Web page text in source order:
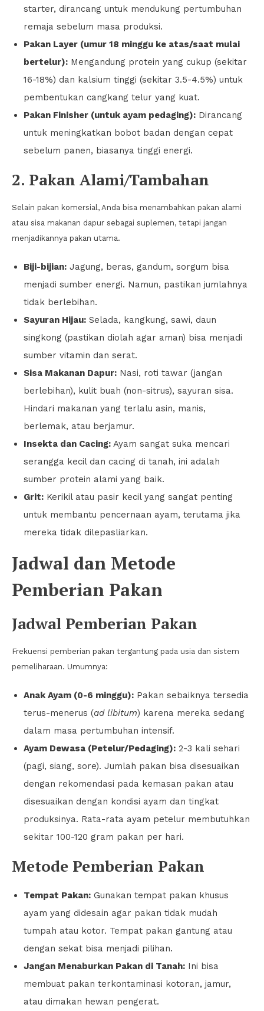
starter, dirancang untuk mendukung pertumbuhan
remaja sebelum masa produksi.
Pakan Layer (umur 18 minggu ke atas/saat mulai
bertelur): Mengandung protein yang cukup (sekitar
16-18%) dan kalsium tinggi (sekitar 3.5-4.5%) untuk
pembentukan cangkang telur yang kuat.
Pakan Finisher (untuk ayam pedaging): Dirancang
untuk meningkatkan bobot badan dengan cepat
sebelum panen, biasanya tinggi energi.
2. Pakan Alami/Tambahan
Selain pakan komersial, Anda bisa menambahkan pakan alami
atau sisa makanan dapur sebagai suplemen, tetapi jangan
menjadikannya pakan utama.
Biji-bijian: Jagung, beras, gandum, sorgum bisa
menjadi sumber energi. Namun, pastikan jumlahnya
tidak berlebihan.
Sayuran Hijau: Selada, kangkung, sawi, daun
singkong (pastikan diolah agar aman) bisa menjadi
sumber vitamin dan serat.
Sisa Makanan Dapur: Nasi, roti tawar (jangan
berlebihan), kulit buah (non-sitrus), sayuran sisa.
Hindari makanan yang terlalu asin, manis,
berlemak, atau berjamur.
Insekta dan Cacing: Ayam sangat suka mencari
serangga kecil dan cacing di tanah, ini adalah
sumber protein alami yang baik.
Grit: Kerikil atau pasir kecil yang sangat penting
untuk membantu pencernaan ayam, terutama jika
mereka tidak dilepasliarkan.
Jadwal dan Metode
Pemberian Pakan
Jadwal Pemberian Pakan
Frekuensi pemberian pakan tergantung pada usia dan sistem
pemeliharaan. Umumnya:
Anak Ayam (0-6 minggu): Pakan sebaiknya tersedia
terus-menerus (ad libitum) karena mereka sedang
dalam masa pertumbuhan intensif.
Ayam Dewasa (Petelur/Pedaging): 2-3 kali sehari
(pagi, siang, sore). Jumlah pakan bisa disesuaikan
dengan rekomendasi pada kemasan pakan atau
disesuaikan dengan kondisi ayam dan tingkat
produksinya. Rata-rata ayam petelur membutuhkan
sekitar 100-120 gram pakan per hari.
Metode Pemberian Pakan
Tempat Pakan: Gunakan tempat pakan khusus
ayam yang didesain agar pakan tidak mudah
tumpah atau kotor. Tempat pakan gantung atau
dengan sekat bisa menjadi pilihan.
Jangan Menaburkan Pakan di Tanah: Ini bisa
membuat pakan terkontaminasi kotoran, jamur,
atau dimakan hewan pengerat.